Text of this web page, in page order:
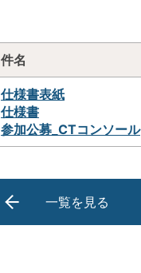
件名
仕様書表紙
仕様書
参加公募_CTコンソール
一覧を見る